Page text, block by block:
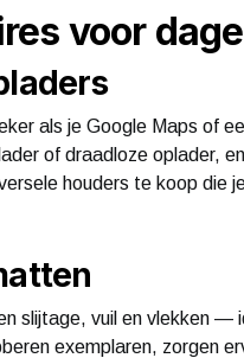
voor
als je Google Maps of
of draadloze oplader,
houders te koop die
slijtage, vuil en vlekken —
exemplaren, zorgen